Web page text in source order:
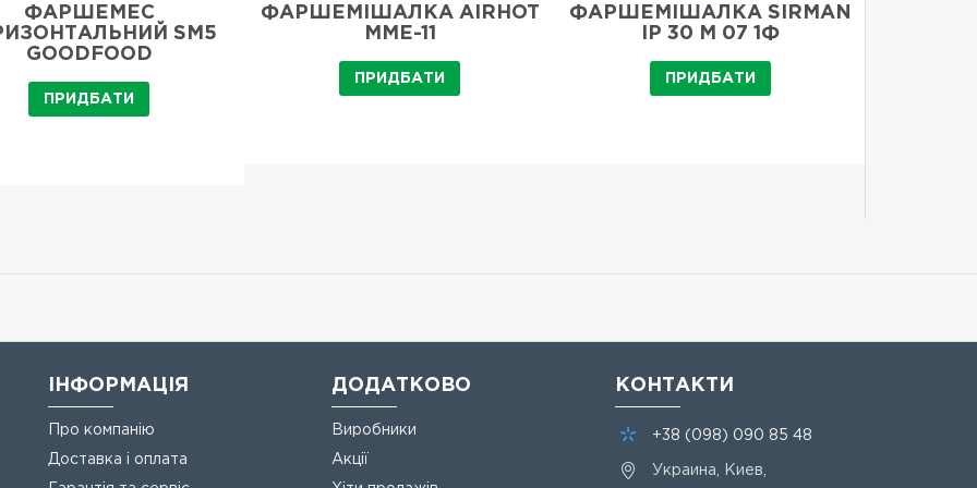
ФАРШЕМЕС
SM5
GOODFOOD
ПРИДБАТИ
ФАРШЕМІШАЛКА AIRHOT
MME-11
ПРИДБАТИ
ФАРШЕМІШАЛКА SIRMAN
IP 30 M 07 1Ф
ПРИДБАТИ
ІНФОРМАЦІЯ
Про компанію
Доставка і оплата
ДОДАТКОВО
Виробники
Акції
КОНТАКТИ
+38 (098) 090 85 48
Украина, Киев,